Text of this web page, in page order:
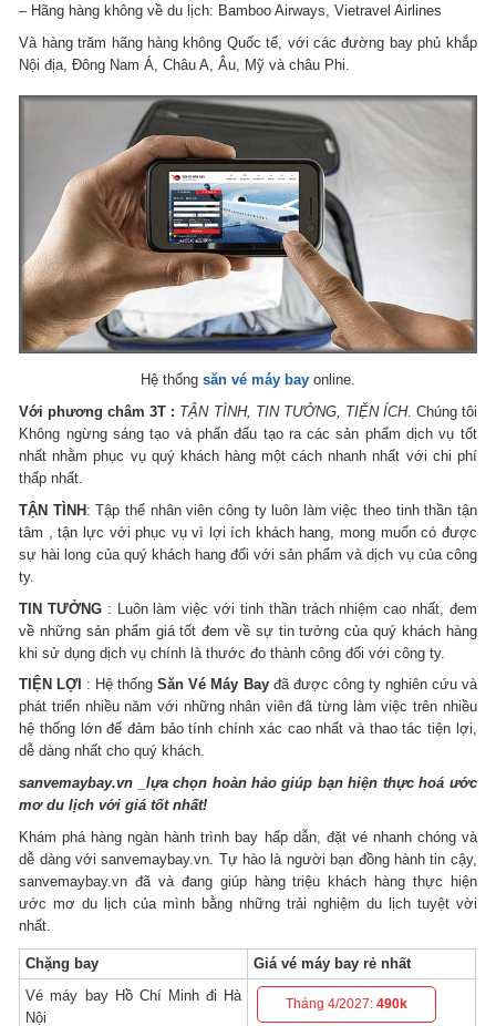
– Hãng hàng không về du lịch: Bamboo Airways, Vietravel Airlines
Và hàng trăm hãng hàng không Quốc tế, với các đường bay phủ khắp
Nội địa, Đông Nam Á, Châu A, Âu, Mỹ và châu Phi.
Hệ thống săn vé máy bay online.
Với phương châm 3T : TẬN TÌNH, TIN TƯỞNG, TIỆN ÍCH. Chúng tôi
Không ngừng sáng tạo và phấn đấu tạo ra các sản phẩm dịch vụ tốt
nhất nhằm phục vụ quý khách hàng một cách nhanh nhất với chi phí
thấp nhất.
TẬN TÌNH: Tập thể nhân viên công ty luôn làm việc theo tinh thần tận
tâm , tận lực với phục vụ vì lợi ích khách hang, mong muốn có được
sự hài long của quý khách hang đối với sản phẩm và dịch vụ của công
ty.
TIN TƯỞNG : Luôn làm việc với tinh thần trách nhiệm cao nhất, đem
về những sản phẩm giá tốt đem về sự tin tưởng của quý khách hàng
khi sử dụng dịch vụ chính là thước đo thành công đối với công ty.
TIỆN LỢI : Hệ thốngSăn Vé Máy Bayđã được công ty nghiên cứu và
phát triển nhiều năm với những nhân viên đã từng làm việc trên nhiều
hệ thống lớn để đảm bảo tính chính xác cao nhất và thao tác tiện lợi,
dễ dàng nhất cho quý khách.
sanvemaybay.vn _lựa chọn hoàn hảo giúp bạn hiện thực hoá ước
mơ du lịch với giá tốt nhất!
Khám phá hàng ngàn hành trình bay hấp dẫn, đặt vé nhanh chóng và
dễ dàng với sanvemaybay.vn. Tự hào là người bạn đồng hành tin cậy,
sanvemaybay.vn đã và đang giúp hàng triệu khách hàng thực hiện
ước mơ du lịch của mình bằng những trải nghiệm du lịch tuyệt vời
nhất.
Chặng bay
Giá vé máy bay rẻ nhất
Vé máy bay Hồ Chí Minh đi Hà
Nội
Tháng 4/2027:490k